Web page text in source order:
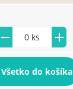
Všetko do košíka